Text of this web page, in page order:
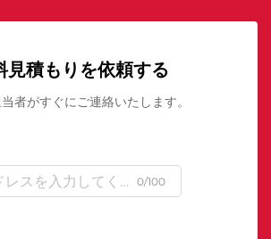
見積もりを依頼する
者がすぐにご連絡いたします。
0/100